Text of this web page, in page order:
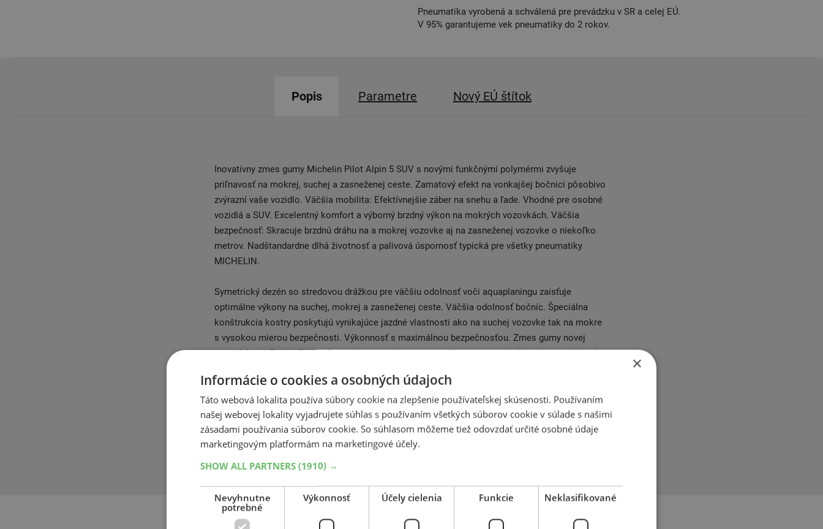
Pneumatika vyrobená a schválená pre prevádzku v SR a celej EÚ.
V 95% garantujeme vek pneumatiky do 2 rokov.
Popis Parametre Nový EÚ štítok
Inovatívny zmes gumy Michelin Pilot Alpin 5 SUV s novými funkčnými polymérmi zvyšuje
priľnavosť na mokrej, suchej a zasneženej ceste. Zamatový efekt na vonkajšej bočnici pôsobivo
zvýrazní vaše vozidlo. Väčšia mobilita: Efektívnejšie záber na snehu a ľade. Vhodné pre osobné
vozidlá a SUV. Excelentný komfort a výborný brzdný výkon na mokrých vozovkách. Väčšia
bezpečnosť: Skracuje brzdnú dráhu na a mokrej vozovke aj na zasneženej vozovke o niekoľko
metrov. Nadštandardne dlhá životnosť a palivová úspornosť typická pre všetky pneumatiky
MICHELIN.
Symetrický dezén so stredovou drážkou pre väčšiu odolnosť voči aquaplaningu zaisťuje
optimálne výkony na suchej, mokrej a zasneženej ceste. Väčšia odolnosť bočníc. Špeciálna
konštrukcia kostry poskytujú vynikajúce jazdné vlastnosti ako na suchej vozovke tak na mokre
s vysokou mierou bezpečnosti. Výkonnosť s maximálnou bezpečnosťou. Zmes gumy novej
generácie zvyšuje priľnavosť na mokrom, suchom a zasneženom povrchu. Nový smerový dezén
Zosilnená kostra pre vysoké nároky SUV vozidiel. Pneumatika vyniká skvelou priľnavosťou za
mokra, čím pomáha predchádzať aquaplanningu. Skvele priľne k suchej aj mokrej vozovke a
zaistí vám kratšiu brzdnú dráhu. Väčšia kontrola nad riadením: Lepšie jazdná stabilita vo
všetkých zimných podmienkach. Navyše vďaka nízkemu valivému odporu dochádza k výraznej
úspore paliva a nízkemu opotrebenie samotnej pneumatiky.
×
Informácie o cookies a osobných údajoch
Táto webová lokalita používa súbory cookie na zlepšenie používateľskej skúsenosti. Používaním
našej webovej lokality vyjadrujete súhlas s používaním všetkých súborov cookie v súlade s našimi
zásadami používania súborov cookie. So súhlasom môžeme tiež odovzdať určité osobné údaje
marketingovým platformám na marketingové účely.
SHOW ALL PARTNERS (1910) →
Nevyhnutne
potrebné
Výkonnosť Účely cielenia Funkcie Neklasifikované